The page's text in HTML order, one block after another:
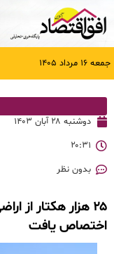
جمعه ۱۶ مرداد ۱۴۰۵
دوشنبه ۲۸ آبان ۱۴۰۳
۲۰:۳۱
بدون نظر
۲۵ هزار هکتار
اختصاص یافت